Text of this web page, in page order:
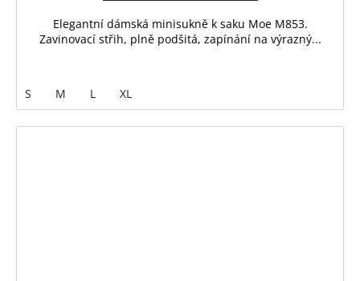
Elegantní dámská minisukně k saku Moe M853.
Zavinovací střih, plně podšitá, zapínání na výrazný...
S M L XL